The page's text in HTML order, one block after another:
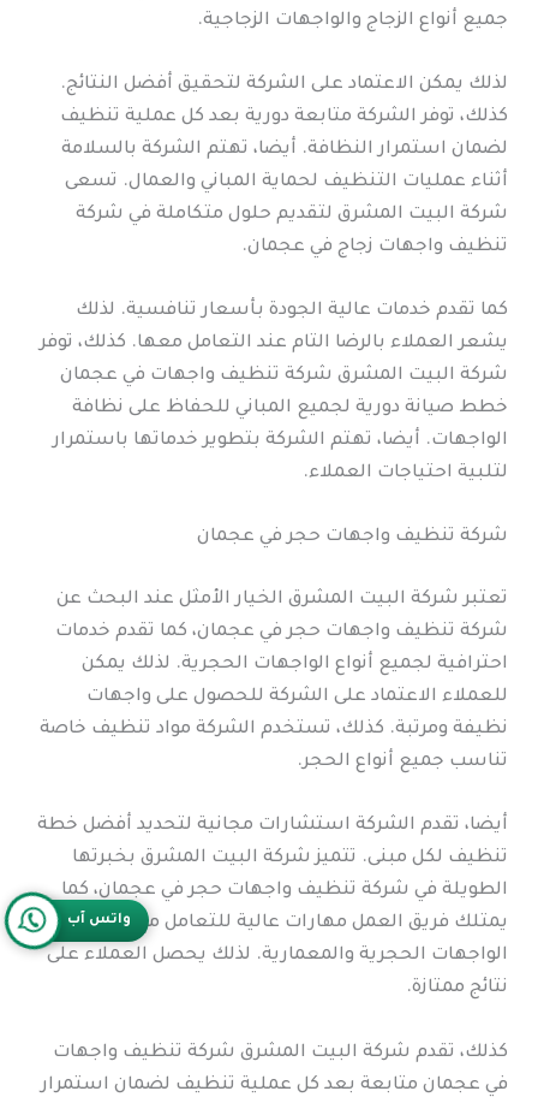
جميع أنواع الزجاج والواجهات الزجاجية.
لذلك يمكن الاعتماد على الشركة لتحقيق أفضل النتائج.
كذلك، توفر الشركة متابعة دورية بعد كل عملية تنظيف
لضمان استمرار النظافة. أيضا، تهتم الشركة بالسلامة
أثناء عمليات التنظيف لحماية المباني والعمال. تسعى
شركة البيت المشرق لتقديم حلول متكاملة في شركة
تنظيف واجهات زجاج في عجمان.
كما تقدم خدمات عالية الجودة بأسعار تنافسية. لذلك
يشعر العملاء بالرضا التام عند التعامل معها. كذلك، توفر
شركة البيت المشرق شركة تنظيف واجهات في عجمان
خطط صيانة دورية لجميع المباني للحفاظ على نظافة
الواجهات. أيضا، تهتم الشركة بتطوير خدماتها باستمرار
لتلبية احتياجات العملاء.
شركة تنظيف واجهات حجر في عجمان
تعتبر شركة البيت المشرق الخيار الأمثل عند البحث عن
شركة تنظيف واجهات حجر في عجمان، كما تقدم خدمات
احترافية لجميع أنواع الواجهات الحجرية. لذلك يمكن
للعملاء الاعتماد على الشركة للحصول على واجهات
نظيفة ومرتبة. كذلك، تستخدم الشركة مواد تنظيف خاصة
تناسب جميع أنواع الحجر.
أيضا، تقدم الشركة استشارات مجانية لتحديد أفضل خطة
تنظيف لكل مبنى. تتميز شركة البيت المشرق بخبرتها
الطويلة في شركة تنظيف واجهات حجر في عجمان، كما
يمتلك فريق العمل مهارات عالية للتعامل مع جميع أنواع
الواجهات الحجرية والمعمارية. لذلك يحصل العملاء على
نتائج ممتازة.
كذلك، تقدم شركة البيت المشرق شركة تنظيف واجهات
في عجمان متابعة بعد كل عملية تنظيف لضمان استمرار
واتس آب